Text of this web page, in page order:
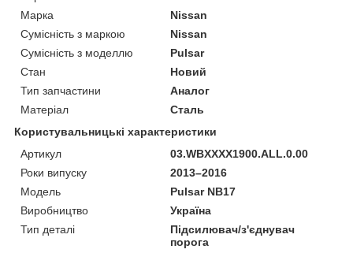
Марка
Nissan
Сумісність з маркою
Nissan
Сумісність з моделлю
Pulsar
Стан
Новий
Тип запчастини
Аналог
Матеріал
Сталь
Користувальницькі характеристики
Артикул
03.WBXXXX1900.ALL.0.00
Роки випуску
2013–2016
Мoдель
Pulsar NB17
Виробництво
Україна
Тип деталі
Підсилювач/з'єднувач
порога